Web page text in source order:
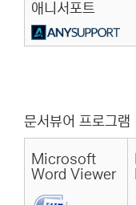
애니서포트
문서뷰어 프로그램
Microsoft
Word Viewer